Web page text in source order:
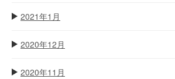
2021年1月
2020年12月
2020年11月